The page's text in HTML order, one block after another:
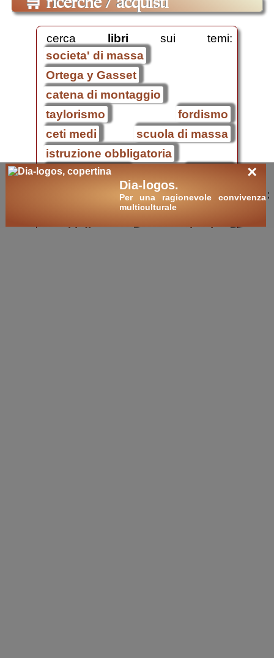
🛒 ricerche / acquisti
cerca libri sui temi:
societa' di massa
Ortega y Gasset
catena di montaggio
taylorismo
fordismo
ceti medi
scuola di massa
istruzione obbligatoria
analfabetismo
opinione pubblica
esercito di massa
partiti di massa
iscritto
×
Dia-logos.
Per una ragionevole convivenza
multiculturale
;